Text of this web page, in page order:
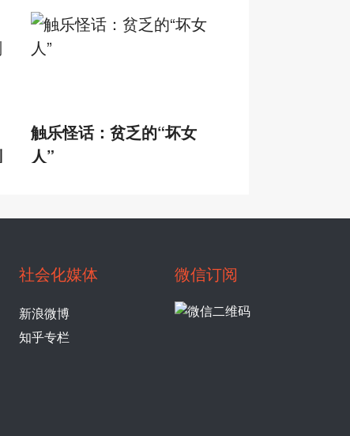
触乐怪话：贫乏的“坏女
人”
社会化媒体
新浪微博
知乎专栏
微信订阅